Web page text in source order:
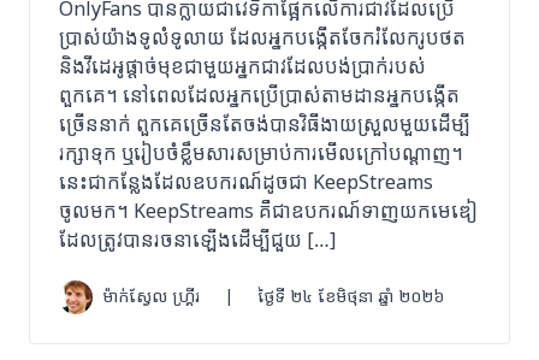
OnlyFans បានក្លាយជាវេទិកាផ្អែកលើការជាវដែលប្រើ
ប្រាស់យ៉ាងទូលំទូលាយ ដែលអ្នកបង្កើតចែករំលែករូបថត
និងវីដេអូផ្តាច់មុខជាមួយអ្នកជាវដែលបង់ប្រាក់របស់
ពួកគេ។ នៅពេលដែលអ្នកប្រើប្រាស់តាមដានអ្នកបង្កើត
ច្រើននាក់ ពួកគេច្រើនតែចង់បានវិធីងាយស្រួលមួយដើម្បី
រក្សាទុក ឬរៀបចំខ្លឹមសារសម្រាប់ការមើលក្រៅបណ្តាញ។
នេះជាកន្លែងដែលឧបករណ៍ដូចជា KeepStreams
ចូលមក។ KeepStreams គឺជាឧបករណ៍ទាញយកមេឌៀ
ដែលត្រូវបានរចនាឡើងដើម្បីជួយ […]
ម៉ាក់ស្វែល ហ្គ្រីរ ថ្ងៃទី ២៤ ខែមិថុនា ឆ្នាំ ២០២៦